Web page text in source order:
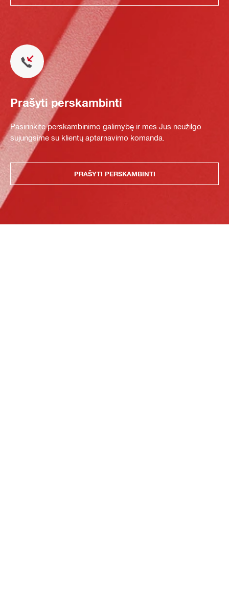
Prašyti perskambinti
Pasirinkite perskambinimo galimybę ir mes Jus neužilgo
sujungsime su klientų aptarnavimo komanda.
PRAŠYTI PERSKAMBINTI